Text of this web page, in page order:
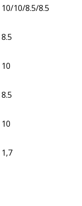
10/10/8.5/8.5
8.5
10
8.5
10
1,7